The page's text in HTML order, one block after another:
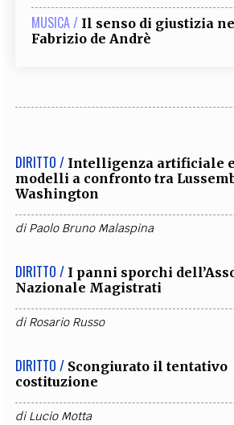
MUSICA / Il senso di giustizia
Fabrizio de Andrè
DIRITTO / Intelligenza artificiale
modelli a confronto tra
Washington
diPaolo Bruno Malaspina
DIRITTO / I panni sporchi
Nazionale Magistrati
diRosario Russo
DIRITTO / Scongiurato il
costituzione
diLucio Motta